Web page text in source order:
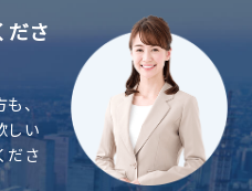
ださ
、
しい
ださ